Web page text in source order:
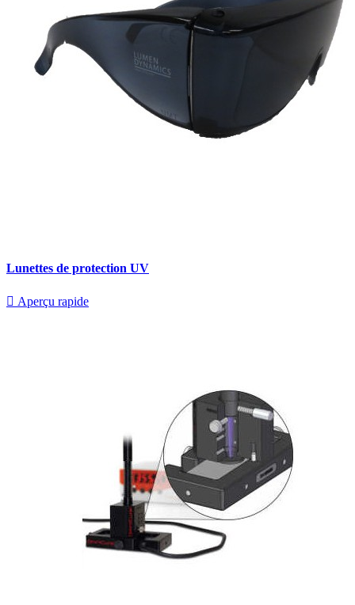
Lunettes de protection UV
 Aperçu rapide